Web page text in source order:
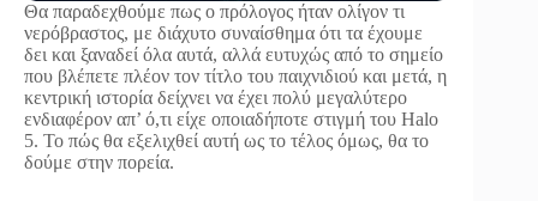
Θα παραδεχθούμε πως ο πρόλογος ήταν ολίγον τι
νερόβραστος, με διάχυτο συναίσθημα ότι τα έχουμε
δει και ξαναδεί όλα αυτά, αλλά ευτυχώς από το σημείο
που βλέπετε πλέον τον τίτλο του παιχνιδιού και μετά, η
κεντρική ιστορία δείχνει να έχει πολύ μεγαλύτερο
ενδιαφέρον απ’ ό,τι είχε οποιαδήποτε στιγμή του Halo
5. Το πώς θα εξελιχθεί αυτή ως το τέλος όμως, θα το
δούμε στην πορεία.